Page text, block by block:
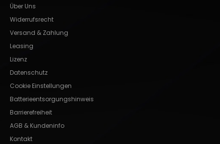
Über Uns
Widerrufsrecht
Versand & Zahlung
Leasing
Lizenz
Datenschutz
Cookie Einstellungen
Batterieentsorgungshinweis
Barrierefreiheit
AGB & Kundeninfo
Kontakt